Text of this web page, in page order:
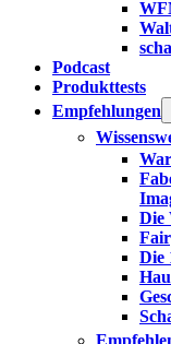
Podcast
Produkttests
Empfehlungen
Die
Die